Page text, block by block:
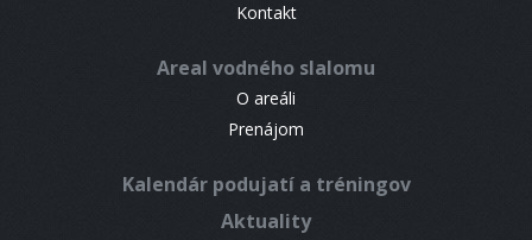
Kontakt
Areal vodného slalomu
O areáli
Prenájom
Kalendár podujatí a tréningov
Aktuality